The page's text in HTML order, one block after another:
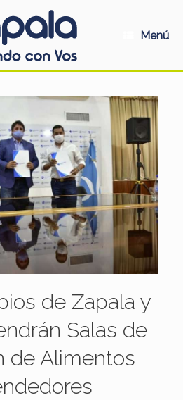
Menú
de Zapala y
Salas de
de Alimentos